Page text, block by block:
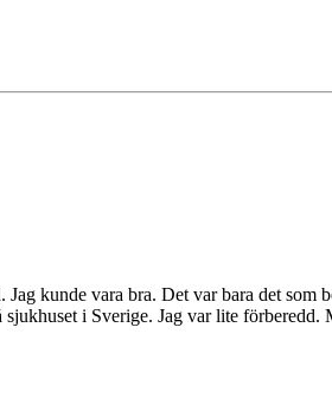
kunde vara bra. Det var bara det som
i Sverige. Jag var lite förberedd.